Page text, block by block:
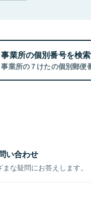
事業所の個別番号を検
事業所の７けたの個別郵便
い合わせ
な疑問にお答えします。